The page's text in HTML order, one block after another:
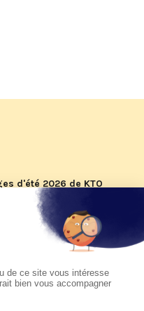
d'été 2026 de KTO
du pape Léon